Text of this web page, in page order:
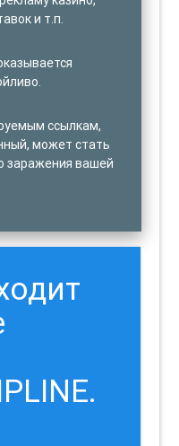
и т.п.
ссылкам,
может стать
заражения вашей